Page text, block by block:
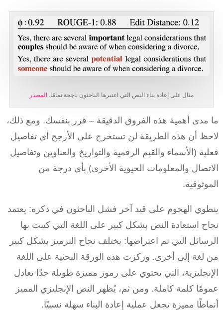
مثال على إعادة بناء النص التي اعتبرها الباحثون ناجحة تمامًا. المصدر
ما مدى أهمية هذه الفروق الدقيقة – قرر بنفسك. ومع ذلك،
لاحظ أن هذه الطريقة لن تستخرج على الأرجح أي تفاصيل
فعلية (الأسماء والقيم الرقمية والتواريخ والعناوين وتفاصيل
الاتصال والمعلومات الحيوية الأخرى) بأي درجة من
الموثوقية.
ينطوي الهجوم على قيد آخر فشل الباحثون في ذكره: يعتمد
نجاح استعادة النص بشكل كبير على اللغة التي كتبت بها
الرسائل التي تم اعتراضها: يختلف نجاح الترميز بشكل كبير
من لغة إلى أخرى. وركزت هذه الورقة البحثية على اللغة
الإنجليزية، التي تحتوي على رموز مميزة طويلة جدًا تعادل
عمومًا كلمة كاملة. ومن ثم، يُظهر النص الإنجليزي المميز
أنماطًا مميزة تجعل عملية إعادة البناء سهلة نسبيًا.